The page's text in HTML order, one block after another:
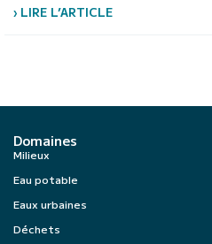
› LIRE L’ARTICLE
Domaines
Milieux
Eau potable
Eaux urbaines
Déchets